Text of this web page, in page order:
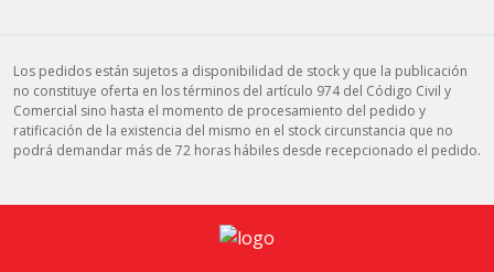
Los pedidos están sujetos a disponibilidad de stock y que la publicación
no constituye oferta en los términos del artículo 974 del Código Civil y
Comercial sino hasta el momento de procesamiento del pedido y
ratificación de la existencia del mismo en el stock circunstancia que no
podrá demandar más de 72 horas hábiles desde recepcionado el pedido.